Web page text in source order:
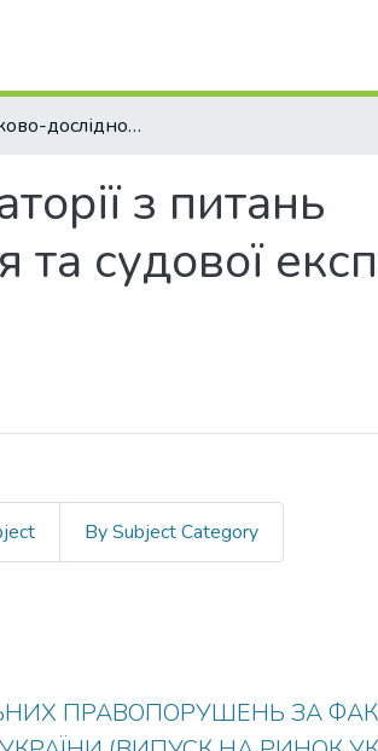
Праці Науково-дослідної лабораторії з питань криміналістичного забезпечення та судової експертології ННЕКІ
з питань
судової
By Subject Category
ПРАВОПОРУШЕНЬ ЗА